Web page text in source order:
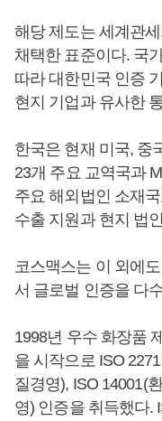
해당 제도는 세계관
채택한 표준이다. 국
따라 대한민국 인증
현지 기업과 유사한
한국은 현재 미국, 중
23개 주요 교역국과
주요 해외법인 소재
수출 지원과 현지 법
코스맥스는 이 외에도
서 글로벌 인증을 다
1998년 우수 화장품
을 시작으로 ISO
질경영), ISO 14001(
영) 인증을 취득했다.